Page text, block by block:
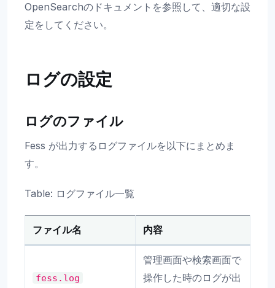
OpenSearchのドキュメントを参照して、適切な設
定をしてください。
ログの設定
ログのファイル
Fess が出力するログファイルを以下にまとめま
す。
Table: ログファイル一覧
ファイル名 内容
fess.log
管理画面や検索画面で
操作した時のログが出